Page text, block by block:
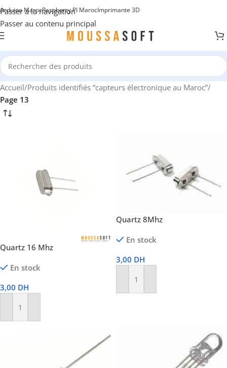
Passer à la navigation
Passer au contenu principal
Arduino MarocRaspberry PI MarocImprimante 3D
Accueil/Produits identifiés “capteurs électronique au Maroc”/
Page 13
Quartz 16 Mhz
En stock
3,00 DH
Ajouter Au Panier
Quartz 8Mhz
En stock
3,00 DH
Ajouter Au Panier